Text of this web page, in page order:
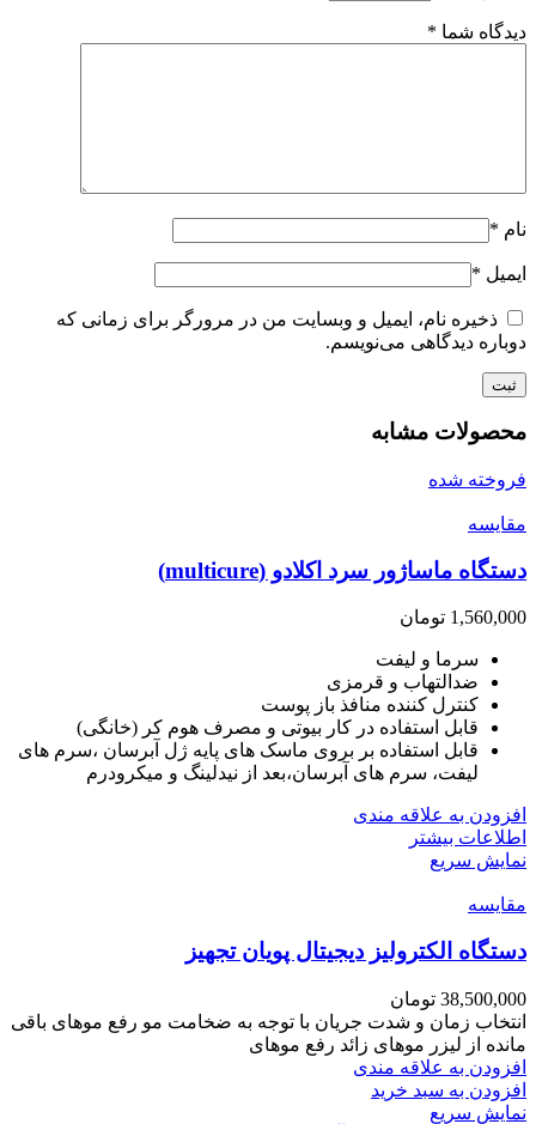
دیدگاه شما *
نام *
ایمیل *
ذخیره نام، ایمیل و وبسایت من در مرورگر برای زمانی که
دوباره دیدگاهی می‌نویسم.
محصولات مشابه
فروخته شده
مقايسه
دستگاه ماساژور سرد اکلادو (multicure)
1,560,000 تومان
سرما و لیفت
ضدالتهاب و قرمزی
کنترل کننده منافذ باز پوست
قابل استفاده در کار بیوتی و مصرف هوم کر (خانگی)
قابل استفاده بر بروی ماسک های پایه ژل آبرسان ،سرم های
لیفت، سرم های آبرسان،بعد از نیدلینگ و میکرودرم
افزودن به علاقه مندی
اطلاعات بیشتر
نمایش سریع
مقايسه
دستگاه الکترولیز دیجیتال پویان تجهیز
38,500,000 تومان
انتخاب زمان و شدت جریان با توجه به ضخامت مو رفع موهای باقی
مانده از لیزر موهای زائد رفع موهای
افزودن به علاقه مندی
افزودن به سبد خرید
نمایش سریع